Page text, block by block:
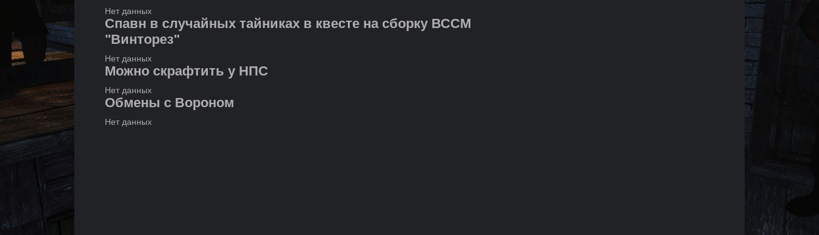
Нет данных
Спавн в случайных тайниках в квесте на сборку ВССМ
"Винторез"
Нет данных
Можно скрафтить у НПС
Нет данных
Обмены с Вороном
Нет данных